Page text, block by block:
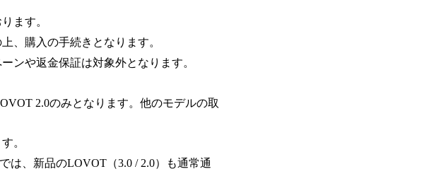
ます。
、購入の手続きとなります。
ンや返金保証は対象外となります。
2.0のみとなります。他のモデルの取
。
は、新品のLOVOT（3.0 / 2.0）も通常通